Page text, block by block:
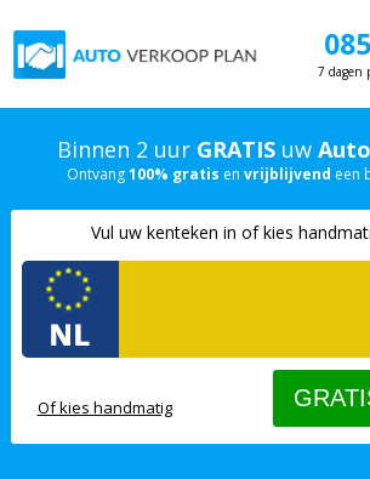
7 dagen
Binnen 2 uur GRATISuw
Ontvang100% gratis en vrijblijvend een
Vul uw kenteken in of kies
Of kies handmatig